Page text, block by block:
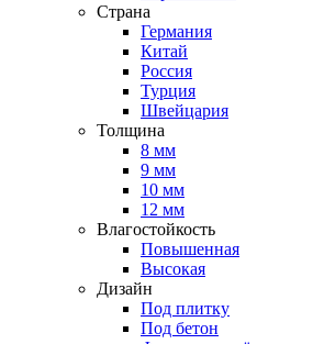
Страна
Германия
Китай
Россия
Турция
Швейцария
Толщина
8 мм
9 мм
10 мм
12 мм
Влагостойкость
Повышенная
Высокая
Дизайн
Под плитку
Под бетон